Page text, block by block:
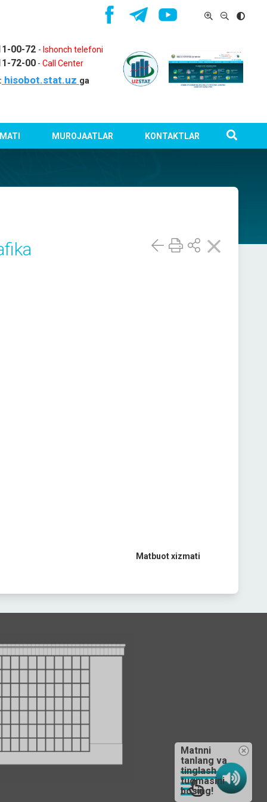
00-72 - Ishonch telefoni
72-00- Call Center
hisobot.stat.uz ga
MUROJAATLAR KONTAKTLAR
Matbuot xizmati
Matnni
tanlang va
tinglash
tugmasini
bosing!